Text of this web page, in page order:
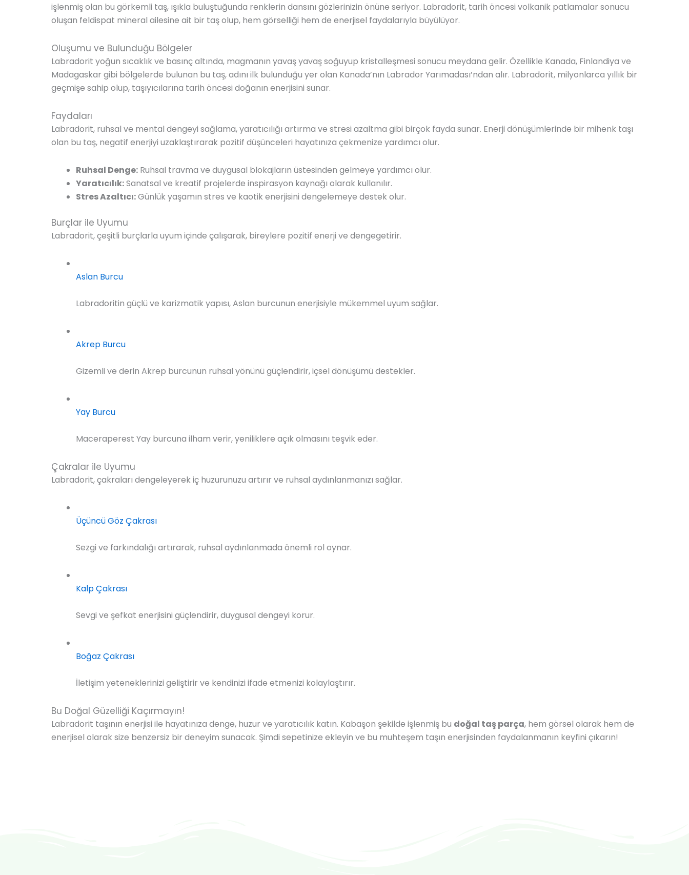
işlenmiş olan bu görkemli taş, ışıkla buluştuğunda renklerin dansını gözlerinizin önüne seriyor. Labradorit, tarih öncesi volkanik patlamalar sonucu
oluşan feldispat mineral ailesine ait bir taş olup, hem görselliği hem de enerjisel faydalarıyla büyülüyor.
Oluşumu ve Bulunduğu Bölgeler
Labradorit yoğun sıcaklık ve basınç altında, magmanın yavaş yavaş soğuyup kristalleşmesi sonucu meydana gelir. Özellikle Kanada, Finlandiya ve
Madagaskar gibi bölgelerde bulunan bu taş, adını ilk bulunduğu yer olan Kanada’nın Labrador Yarımadası’ndan alır. Labradorit, milyonlarca yıllık bir
geçmişe sahip olup, taşıyıcılarına tarih öncesi doğanın enerjisini sunar.
Faydaları
Labradorit, ruhsal ve mental dengeyi sağlama, yaratıcılığı artırma ve stresi azaltma gibi birçok fayda sunar. Enerji dönüşümlerinde bir mihenk taşı
olan bu taş, negatif enerjiyi uzaklaştırarak pozitif düşünceleri hayatınıza çekmenize yardımcı olur.
Ruhsal Denge: Ruhsal travma ve duygusal blokajların üstesinden gelmeye yardımcı olur.
Yaratıcılık:Sanatsal ve kreatif projelerde inspirasyon kaynağı olarak kullanılır.
Stres Azaltıcı:Günlük yaşamın stres ve kaotik enerjisini dengelemeye destek olur.
Burçlar ile Uyumu
Labradorit, çeşitli burçlarla uyum içinde çalışarak, bireylere pozitif enerji ve dengegetirir.
Aslan Burcu
Labradoritin güçlü ve karizmatik yapısı, Aslan burcunun enerjisiyle mükemmel uyum sağlar.
Akrep Burcu
Gizemli ve derin Akrep burcunun ruhsal yönünü güçlendirir, içsel dönüşümü destekler.
Yay Burcu
Maceraperest Yay burcuna ilham verir, yeniliklere açık olmasını teşvik eder.
Çakralar ile Uyumu
Labradorit, çakraları dengeleyerek iç huzurunuzu artırır ve ruhsal aydınlanmanızı sağlar.
Üçüncü Göz Çakrası
Sezgi ve farkındalığı artırarak, ruhsal aydınlanmada önemli rol oynar.
Kalp Çakrası
Sevgi ve şefkat enerjisini güçlendirir, duygusal dengeyi korur.
Boğaz Çakrası
İletişim yeteneklerinizi geliştirir ve kendinizi ifade etmenizi kolaylaştırır.
Bu Doğal Güzelliği Kaçırmayın!
Labradorit taşının enerjisi ile hayatınıza denge, huzur ve yaratıcılık katın. Kabaşon şekilde işlenmiş bu doğal taş parça, hem görsel olarak hem de
enerjisel olarak size benzersiz bir deneyim sunacak. Şimdi sepetinize ekleyin ve bu muhteşem taşın enerjisinden faydalanmanın keyfini çıkarın!